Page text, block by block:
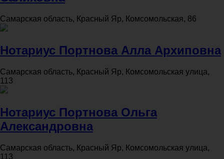
Самарская область, Красный Яр, Комсомольская, 86
Нотариус Портнова Алла Архиповна
Самарская область, Красный Яр, Комсомольская улица,
113
Нотариус Портнова Ольга
Александровна
Самарская область, Красный Яр, Комсомольская улица,
113